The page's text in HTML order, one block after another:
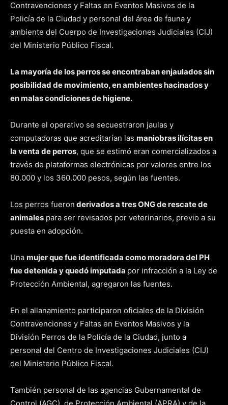
Contravenciones y Faltas en Eventos Masivos de la
Policía de la Ciudad y personal del área de fauna y
ambiente del Cuerpo de Investigaciones Judiciales (CIJ)
del Ministerio Público Fiscal.
La mayoría de los perros se encontraban enjaulados sin
posibilidad de movimiento, en ambientes hacinados y
en malas condiciones de higiene.
Durante el operativo se secuestraron jaulas y
computadoras que acreditarían las maniobras ilícitas en
la venta de perros, que se estimó eran comercializados a
través de plataformas electrónicas por valores entre los
80.000 y los 360.000 pesos, según las fuentes.
Los perros fueron derivados a tres ONG de rescate de
animales para ser revisados por veterinarios, previo a su
puesta en adopción.
Una mujer que fue identificada como moradora del PH
fue detenida y quedó imputada por infracción a la Ley de
Protección Ambiental, agregaron las fuentes.
En el allanamiento participaron oficiales de la División
Contravenciones y Faltas en Eventos Masivos y la
División Perros de la Policía de la Ciudad, junto a
personal del Centro de Investigaciones Judiciales (CIJ)
del Ministerio Público Fiscal.
También personal de las agencias Gubernamental de